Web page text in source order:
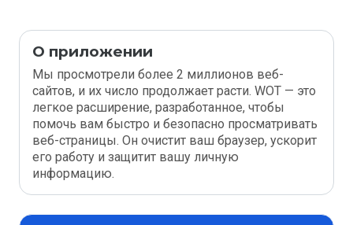
О приложении
Мы просмотрели более 2 миллионов веб-
сайтов, и их число продолжает расти. WOT — это
легкое расширение, разработанное, чтобы
помочь вам быстро и безопасно просматривать
веб-страницы. Он очистит ваш браузер, ускорит
его работу и защитит вашу личную
информацию.